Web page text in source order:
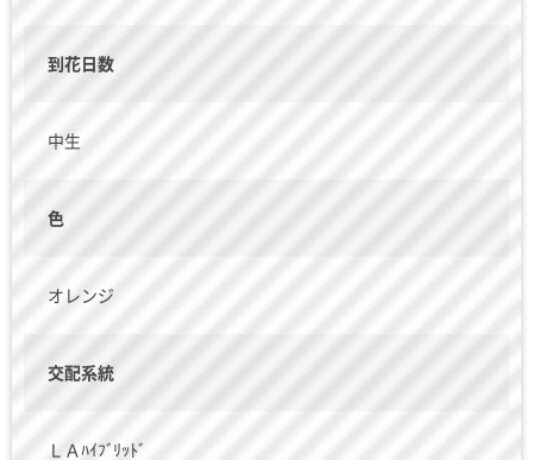
到花日数
中生
色
オレンジ
交配系統
ＬＡﾊｲﾌﾞﾘｯﾄﾞ